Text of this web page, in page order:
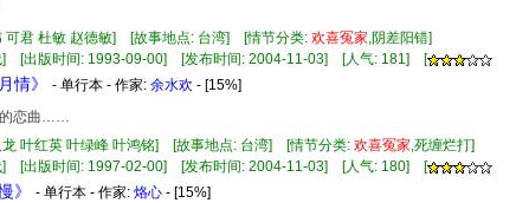
可君 杜敏 赵德敏] [故事地点: 台湾] [情节分类: 欢喜冤家,阴差阳错]
] [出版时间: 1993-09-00] [发布时间: 2004-11-03] [人气: 181] [
情》 - 单行本 - 作家: 余水欢 - [15%]
的恋曲……
龙 叶红英 叶绿峰 叶鸿铭] [故事地点: 台湾] [情节分类: 欢喜冤家,死缠烂打]
] [出版时间: 1997-02-00] [发布时间: 2004-11-03] [人气: 180] [
》 - 单行本 - 作家: 烙心 - [15%]